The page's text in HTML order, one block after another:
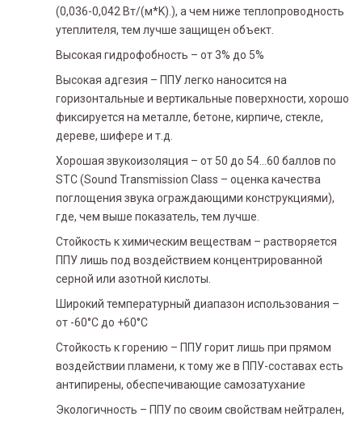
(0,036-0,042 Вт/(м*K).), а чем ниже теплопроводность
утеплителя, тем лучше защищен объект.
Высокая гидрофобность – от 3% до 5%
Высокая адгезия – ППУ легко наносится на
горизонтальные и вертикальные поверхности, хорошо
фиксируется на металле, бетоне, кирпиче, стекле,
дереве, шифере и т.д.
Хорошая звукоизоляция – от 50 до 54…60 баллов по
STC (Sound Transmission Class – оценка качества
поглощения звука ограждающими конструкциями),
где, чем выше показатель, тем лучше.
Стойкость к химическим веществам – растворяется
ППУ лишь под воздействием концентрированной
серной или азотной кислоты.
Широкий температурный диапазон использования –
от -60°С до +60°С
Стойкость к горению – ППУ горит лишь при прямом
воздействии пламени, к тому же в ППУ-составах есть
антипирены, обеспечивающие самозатухание
Экологичность – ППУ по своим свойствам нейтрален,